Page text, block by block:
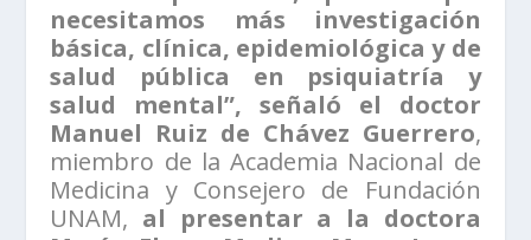
necesitamos más investigación
básica, clínica, epidemiológica y de
salud pública en psiquiatría y
salud mental”, señaló el doctor
Manuel Ruiz de Chávez Guerrero,
miembro de la Academia Nacional de
Medicina y Consejero de Fundación
UNAM, al presentar a la doctora